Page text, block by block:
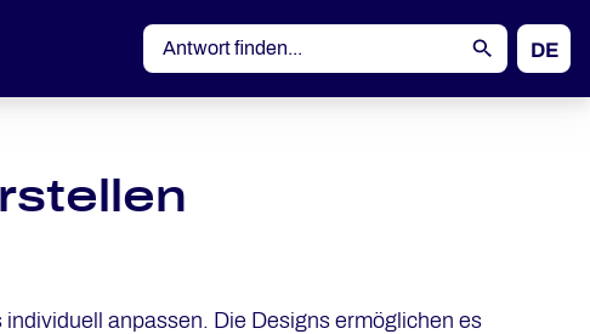
DE
EN
anpassen. Die Designs ermöglichen es